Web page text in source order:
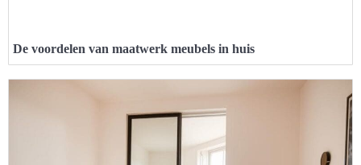
De voordelen van maatwerk meubels in huis